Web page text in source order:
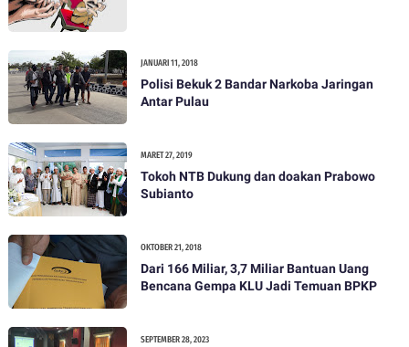
JANUARI 11, 2018
Polisi Bekuk 2 Bandar Narkoba Jaringan
Antar Pulau
MARET 27, 2019
Tokoh NTB Dukung dan doakan Prabowo
Subianto
OKTOBER 21, 2018
Dari 166 Miliar, 3,7 Miliar Bantuan Uang
Bencana Gempa KLU Jadi Temuan BPKP
SEPTEMBER 28, 2023